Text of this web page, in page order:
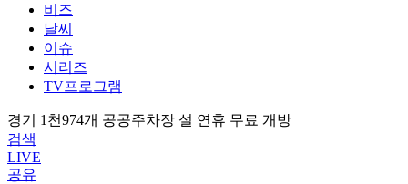
비즈
날씨
이슈
시리즈
TV프로그램
경기 1천974개 공공주차장 설 연휴 무료 개방
검색
LIVE
공유